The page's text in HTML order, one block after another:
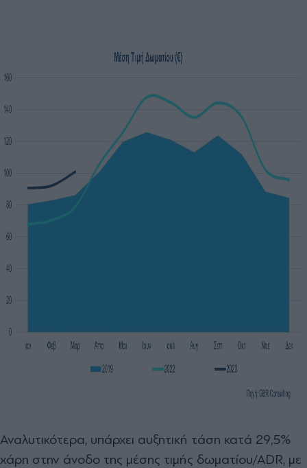
Αναλυτικότερα, υπάρχει αυξητική τάση κατά 29,5%
χάρη στην άνοδο της μέσης τιμής δωματίου/ADR, με